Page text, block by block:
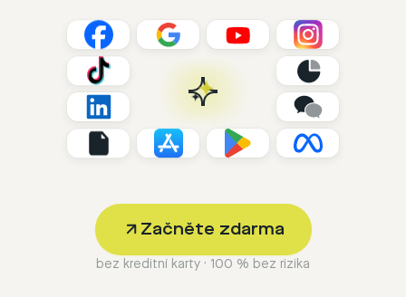
Začněte zdarma
bez kreditní karty · 100 % bez rizika